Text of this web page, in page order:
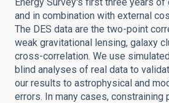
and in combination with external
The DES data are the two-point
weak gravitational lensing, galaxy
cross-correlation. We use
blind analyses of real data to
our results to astrophysical and
errors. In many cases,